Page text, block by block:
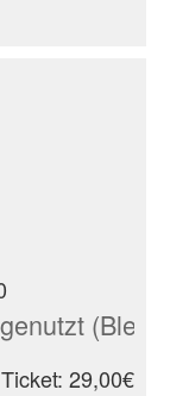
Ticket: 29,00€